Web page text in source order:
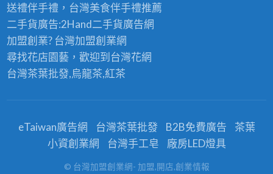
送禮伴手禮，台灣美食伴手禮推薦
二手貨廣告:2Hand二手貨廣告網
加盟創業? 台灣加盟創業網
尋找花店園藝，歡迎到 台灣花網
台灣茶葉批發,烏龍茶,紅茶
eTaiwan廣告網 台灣茶葉批發 B2B免費廣告
茶葉
小資創業網
台灣手工皂 廠房LED燈具
© 台灣加盟創業網- 加盟,開店,創業情報